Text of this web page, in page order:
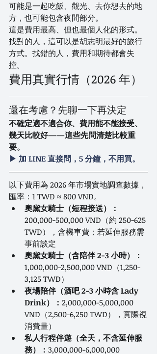
可能是一起吃飯、觀光、去你想去的地
方，也可能包含夜間部分。
這是費用最高、但也最個人化的形式。
找對的人，這可以是胡志明最好的旅行
方式。找錯的人，費用和期待都會失
控。
費用真實行情（2026 年）
還在考慮？先聊一下再決定
不確定適不適合你、費用能不能接受、
幾天比較好——這些先問清楚比較重
要。
▶ 加 LINE 直接問，5 分鐘，不用買。
以下費用為 2026 年市場實地調查數據，
匯率：1 TWD ≈ 800 VND。
奧黛女騎士（短程接送）：
200,000-500,000 VND（約 250-625
TWD），含機車費；若延伸服務需
事前談定
奧黛女騎士（含陪伴 2-3 小時）：
1,000,000-2,500,000 VND（1,250-
3,125 TWD）
夜場陪伴（酒吧 2-3 小時含 Lady
Drink）： 2,000,000-5,000,000
VND（2,500-6,250 TWD），實際視
消費量）
私人行程伴遊（全天，不含延伸服
務）： 3,000,000-6,000,000